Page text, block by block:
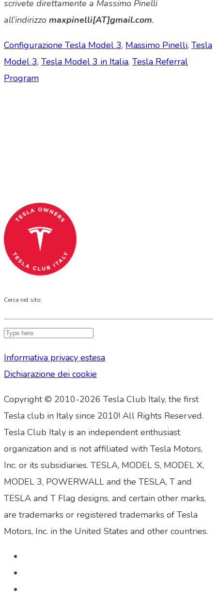
scrivete direttamente a Massimo Pinelli
all’indirizzo maxpinelli[AT]gmail.com.
Configurazione Tesla Model 3, Massimo Pinelli, Tesla
Model 3, Tesla Model 3 in Italia, Tesla Referral
Program
Cerca nel sito:
Informativa privacy estesa
Dichiarazione dei cookie
Copyright © 2010-2026 Tesla Club Italy, the first
Tesla club in Italy since 2010! All Rights Reserved.
Tesla Club Italy is an independent enthusiast
organization and is not affiliated with Tesla Motors,
Inc. or its subsidiaries. TESLA, MODEL S, MODEL X,
MODEL 3, POWERWALL and the TESLA, T and
TESLA and T Flag designs, and certain other marks,
are trademarks or registered trademarks of Tesla
Motors, Inc. in the United States and other countries.